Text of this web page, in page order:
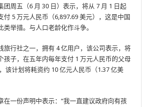
团周五（6 月 30 日）表示，将从 7 月 1 日起
付 5 万元人民币（6,897.69 美元），这是中国
举措。与人口老龄化作斗争。
旅行社之一，拥有 4 亿用户，该公司表示，将
孩子，在五年内每年支付 1 万元人民币的父母
该计划将耗资约 10 亿元人民币（1.37 亿美
在一份声明中表示：“我一直建议政府向有孩